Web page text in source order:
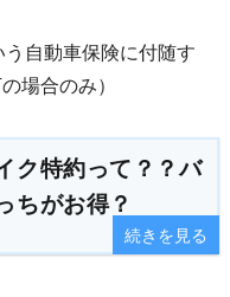
自動車保険に付随す
場合のみ）
ク特約って？？バ
ちがお得？
続きを見る